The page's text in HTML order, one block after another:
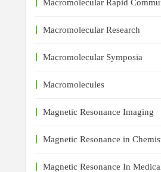
Macromolecular Rapid
Macromolecular Research
Macromolecular Symposia
Macromolecules
Magnetic Resonance Imaging
Magnetic Resonance in
Magnetic Resonance In